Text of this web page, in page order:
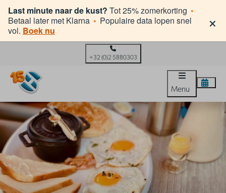
Last minute naar de kust? Tot 25% zomerkorting •
Betaal later met Klarna • Populaire data lopen snel
vol. Boek nu ×
+32 (0)2 5880303
Menu